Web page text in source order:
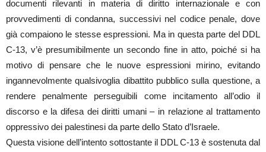
documenti rilevanti in materia di diritto internazionale e con
provvedimenti di condanna, successivi nel codice penale, dove
già compaiono le stesse espressioni. Ma in questa parte del DDL
C-13, v’è presumibilmente un secondo fine in atto, poiché si ha
motivo di pensare che le nuove espressioni mirino, evitando
ingannevolmente qualsivoglia dibattito pubblico sulla questione, a
rendere penalmente perseguibili come incitamento all’odio il
discorso e la difesa dei diritti umani – in relazione al trattamento
oppressivo dei palestinesi da parte dello Stato d’Israele.
Questa visione dell’intento sottostante il DDL C-13 è sostenuta dal